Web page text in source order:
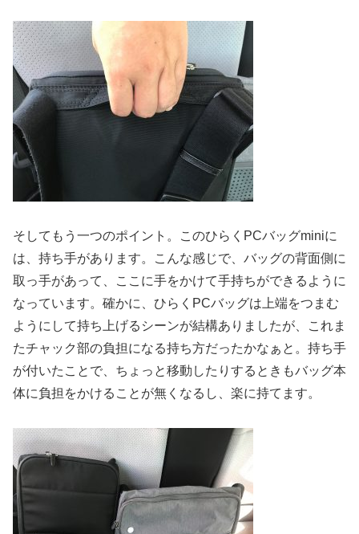
そしてもう一つのポイント。このひらくPCバッグminiに
は、持ち手があります。こんな感じで、バッグの背面側に
取っ手があって、ここに手をかけて手持ちができるように
なっています。確かに、ひらくPCバッグは上端をつまむ
ようにして持ち上げるシーンが結構ありましたが、これま
たチャック部の負担になる持ち方だったかなぁと。持ち手
が付いたことで、ちょっと移動したりするときもバッグ本
体に負担をかけることが無くなるし、楽に持てます。